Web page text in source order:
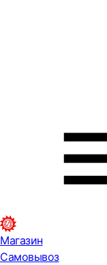
Магазин
Самовывоз